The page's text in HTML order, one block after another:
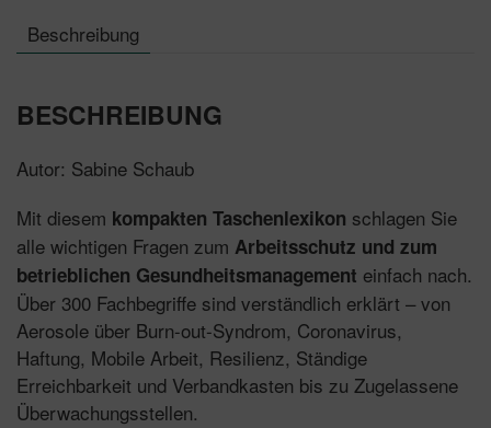
Beschreibung
BESCHREIBUNG
Autor: Sabine Schaub
Mit diesem kompakten Taschenlexikon schlagen Sie
alle wichtigen Fragen zum Arbeitsschutz und zum
betrieblichen Gesundheitsmanagement einfach nach.
Über 300 Fachbegriffe sind verständlich erklärt – von
Aerosole über Burn-out-Syndrom, Coronavirus,
Haftung, Mobile Arbeit, Resilienz, Ständige
Erreichbarkeit und Verbandkasten bis zu Zugelassene
Überwachungsstellen.